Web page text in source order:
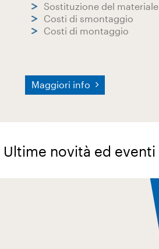
Sostituzione del materiale
Costi di smontaggio
Costi di montaggio
Maggiori info
Ultime novità ed eventi